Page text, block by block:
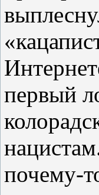
первый